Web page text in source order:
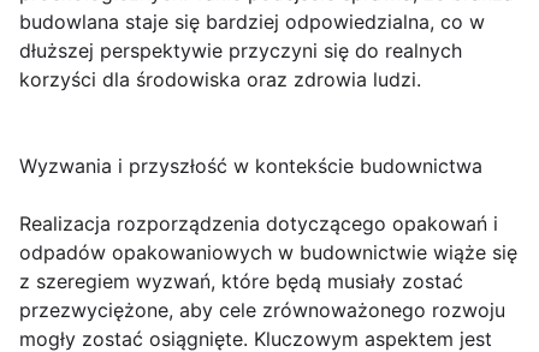
budowlana staje się bardziej odpowiedzialna, co w
dłuższej perspektywie przyczyni się do realnych
korzyści dla środowiska oraz zdrowia ludzi.
Wyzwania i przyszłość w kontekście budownictwa
Realizacja rozporządzenia dotyczącego opakowań i
odpadów opakowaniowych w budownictwie wiąże się
z szeregiem wyzwań, które będą musiały zostać
przezwyciężone, aby cele zrównoważonego rozwoju
mogły zostać osiągnięte. Kluczowym aspektem jest